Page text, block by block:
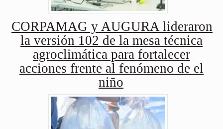
CORPAMAG y AUGURA lideraron
la versión 102 de la mesa técnica
agroclimática para fortalecer
acciones frente al fenómeno de el
niño